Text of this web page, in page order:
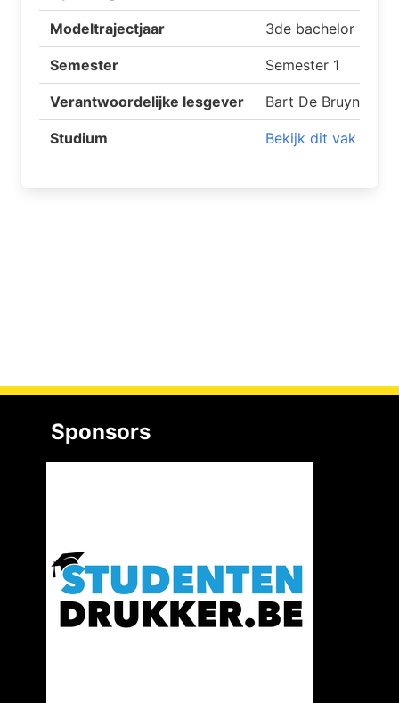
Modeltrajectjaar 3de bachelor
Semester Semester 1
Verantwoordelijke lesgever Bart De Bruyn
Studium Bekijk dit vak op
Sponsors